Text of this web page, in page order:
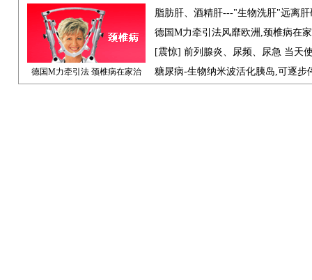
德国M力牵引法 颈椎病在家治
脂肪肝、酒精肝---"生物洗肝"远离肝
德国M力牵引法风靡欧洲,颈椎病在
[震惊] 前列腺炎、尿频、尿急 当天
糖尿病-生物纳米波活化胰岛,可逐步